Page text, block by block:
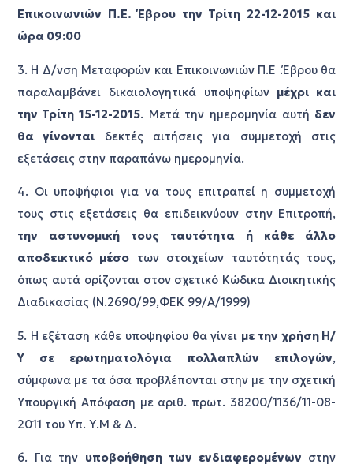
Επικοινωνιών Π.Ε. Έβρου την Τρίτη 22-12-2015 και
ώρα 09:00
3. Η Δ/νση Μεταφορών και Επικοινωνιών Π.Ε .Έβρου θα
παραλαμβάνει δικαιολογητικά υποψηφίων μέχρι και
την Τρίτη 15-12-2015. Μετά την ημερομηνία αυτή δεν
θα γίνονται δεκτές αιτήσεις για συμμετοχή στις
εξετάσεις στην παραπάνω ημερομηνία.
4. Οι υποψήφιοι για να τους επιτραπεί η συμμετοχή
τους στις εξετάσεις θα επιδεικνύουν στην Επιτροπή,
την αστυνομική τους ταυτότητα ή κάθε άλλο
αποδεικτικό μέσο των στοιχείων ταυτότητάς τους,
όπως αυτά ορίζονται στον σχετικό Κώδικα Διοικητικής
Διαδικασίας (Ν.2690/99,ΦΕΚ 99/Α/1999)
5. Η εξέταση κάθε υποψηφίου θα γίνει με την χρήση Η/
Υ σε ερωτηματολόγια πολλαπλών επιλογών,
σύμφωνα με τα όσα προβλέπονται στην με την σχετική
Υπουργική Απόφαση με αριθ. πρωτ. 38200/1136/11-08-
2011 του Υπ. Υ.Μ & Δ.
6. Για την υποβοήθηση των ενδιαφερομένων στην